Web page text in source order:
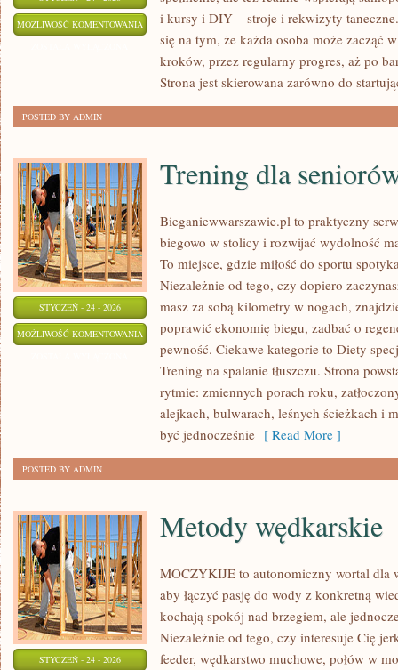
MOŻLIWOŚĆ KOMENTOWANIA NAUKA
TAŃCA
KURSY
i kursy i DIY – stroje i rekwizyty
się na tym, że każda osoba może zacząć
kroków, przez regularny progres, aż po
Strona jest skierowana zarówno do
POSTED BY ADMIN
STYCZEŃ - 24 - 2026
MOŻLIWOŚĆ KOMENTOWANIA TRENING
SENIORÓW
Trening dla
Bieganiewwarszawie.pl to praktyczny
biegowo w stolicy i rozwijać wydolność
To miejsce, gdzie miłość do sportu
Niezależnie od tego, czy dopiero
masz za sobą kilometry w nogach,
poprawić ekonomię biegu, zadbać o
pewność. Ciekawe kategorie to Diety
Trening na spalanie tłuszczu. Strona
rytmie: zmiennych porach roku,
alejkach, bulwarach, leśnych ścieżkach i
być jednocześnie [ Read More ]
POSTED BY ADMIN
STYCZEŃ - 24 - 2026
Metody wędkarskie
MOCZYKIJE to autonomiczny wortal dla
aby łączyć pasję do wody z konkretną
kochają spokój nad brzegiem, ale
Niezależnie od tego, czy interesuje Cię
feeder, wędkarstwo muchowe, połów w